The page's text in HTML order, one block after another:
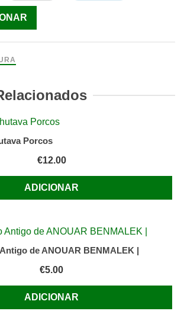
Porcos
€12.00
ADICIONAR
de ANOUAR BENMALEK |
€5.00
ADICIONAR